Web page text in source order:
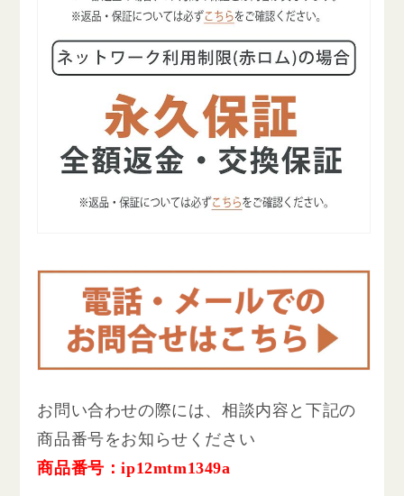
お問い合わせの際には、相談内容と下記の
商品番号をお知らせください
商品番号：ip12mtm1349a